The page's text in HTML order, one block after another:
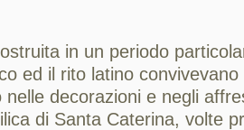
in un periodo
ed il rito latino
decorazioni e negli
di Santa Caterina, volte